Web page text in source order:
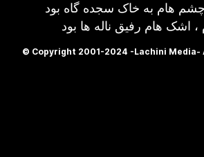
هام به خاک سجده گاه بود
اشک هام رفیق ناله ها بود
© Copyright 2001-2024 -Lachini Media-